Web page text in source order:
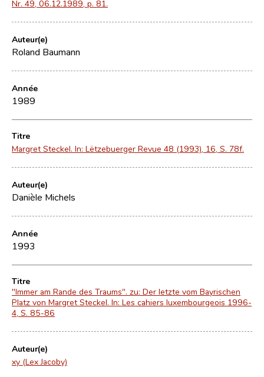
Nr. 49, 06.12.1989, p. 81.
Auteur(e)
Roland Baumann
Année
1989
Titre
Margret Steckel. In: Lëtzebuerger Revue 48 (1993), 16, S. 78f.
Auteur(e)
Danièle Michels
Année
1993
Titre
"Immer am Rande des Traums". zu: Der letzte vom Bayrischen
Platz von Margret Steckel. In: Les cahiers luxembourgeois 1996-
4, S. 85-86
Auteur(e)
xy (Lex Jacoby)